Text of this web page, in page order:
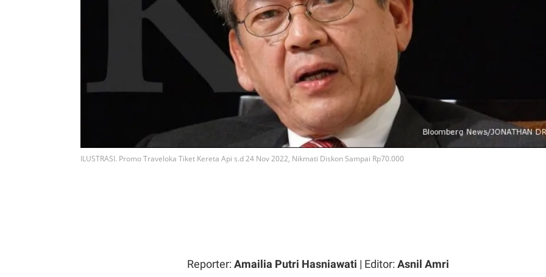
ILUSTRASI. Promo Traveloka Tiket Kereta Api s.d 24 Nov 2022, Nikmati Diskon Sampai Rp70.000
Reporter: Amailia Putri Hasniawati | Editor: Asnil Amri